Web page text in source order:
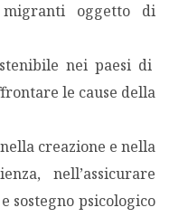
oggetto di
nei paesi di
le cause della
creazione e nella
nell’assicurare
sostegno psicologico